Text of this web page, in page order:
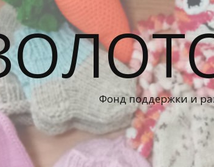
Фонд поддержки и